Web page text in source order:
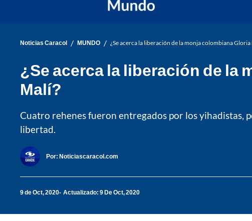
Noticias Caracol / MUNDO / ¿Se acerca la liberación de la monja colombiana
¿Se acerca la liberación de la
Malí?
Cuatro rehenes fueron entregados por los yihadistas,
libertad.
Por: Noticiascaracol.com
9 de Oct, 2020 Actualizado: 9 De Oct, 2020